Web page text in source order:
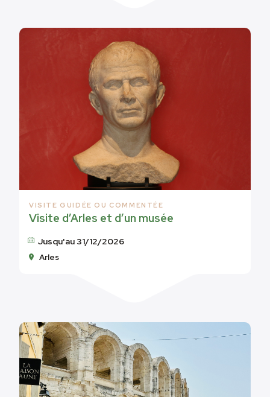
VISITE GUIDÉE OU COMMENTÉE
Visite d’Arles et d’un musée
Jusqu'au 31/12/2026
Arles